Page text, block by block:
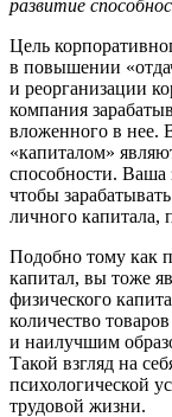
развитие
Цель
в повышении
и реорганизации
компания
вложенного в
«капиталом»
способности. Ваша
чтобы
личного капитала,
Подобно тому как
капитал, вы тоже
физического
количество
и наилучшим
Такой взгляд на
психологической
трудовой жизни.